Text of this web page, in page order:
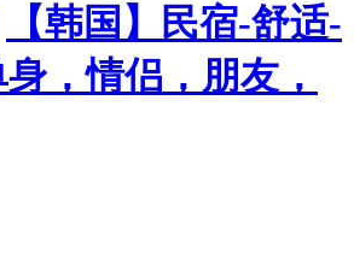
【韩国】民宿-舒适-
，情侣，朋友，